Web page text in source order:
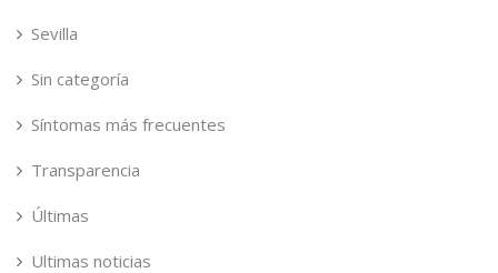
Sevilla
Sin categoría
Síntomas más frecuentes
Transparencia
Últimas
Ultimas noticias